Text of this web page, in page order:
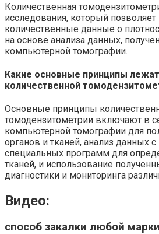
Количественная
исследования, который позволяет
количественные данные о
на основе анализа данных,
компьютерной томографии.
Какие основные принципы
количественной
Основные принципы
томодензитометрии включают в
компьютерной томографии для
органов и тканей, анализ данных
специальных программ для
тканей, и использование
диагностики и мониторинга
Видео:
способ закалки любой